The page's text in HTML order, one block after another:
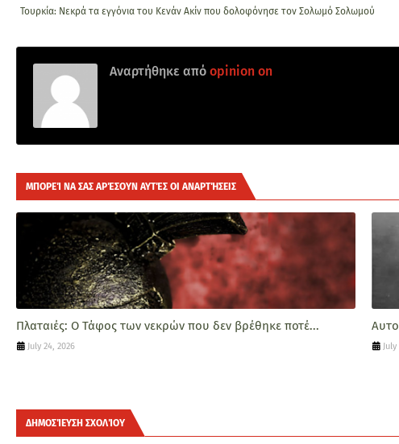
Τουρκία: Νεκρά τα εγγόνια του Κενάν Ακίν που δολοφόνησε τον Σολωμό Σολωμού
Αναρτήθηκε από opinion on
ΜΠΟΡΕΊ ΝΑ ΣΑΣ ΑΡΈΣΟΥΝ ΑΥΤΈΣ ΟΙ ΑΝΑΡΤΉΣΕΙΣ
Πλαταιές: Ο Τάφος των νεκρών που δεν βρέθηκε ποτέ...
July 24, 2026
ΔΗΜΟΣΊΕΥΣΗ ΣΧΟΛΊΟΥ